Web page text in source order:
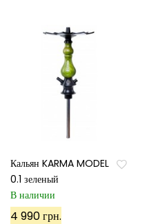
Кальян KARMA MODEL
0.1 зеленый
В наличии
4 990 грн.